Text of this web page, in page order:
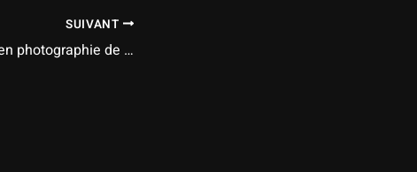
SUIVANT
Les tendances en photographie de mariage à suivre en 2025